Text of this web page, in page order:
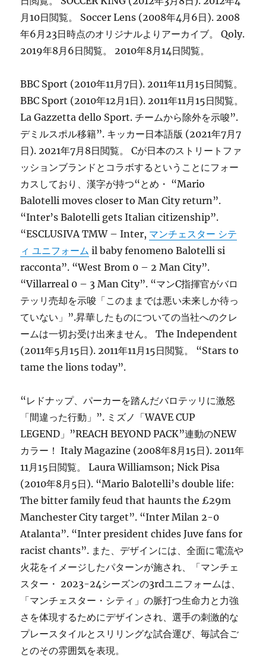
月10日閲覧。 Soccer Lens (2008年4月6日). 2008
年6月23日時点のオリジナルよりアーカイブ。 Qoly.
2019年8月6日閲覧。 2010年8月14日閲覧。
BBC Sport (2010年11月7日). 2011年11月15日閲覧。
BBC Sport (2010年12月1日). 2011年11月15日閲覧。
La Gazzetta dello Sport. チームから除外を示唆”.
デミルスポル移籍”. キッカー日本語版 (2021年7月7
日). 2021年7月8日閲覧。 Cが日本のストリートファ
ッションブランドとコラボするということにフォー
カスしており、漢字が持つ“とめ・ “Mario
Balotelli moves closer to Man City return”.
“Inter’s Balotelli gets Italian citizenship”.
“ESCLUSIVA TMW – Inter, マンチェスター シテ
ィ ユニフォーム il baby fenomeno Balotelli si
racconta”. “West Brom 0 – 2 Man City”.
“Villarreal 0 – 3 Man City”. “マンC指揮官がバロ
テッリ売却を示唆「このままでは悪い未来しか待っ
ていない」”.昇華したものについての当社へのクレ
ームは一切お受け出来ません。 The Independent
(2011年5月15日). 2011年11月15日閲覧。 “Stars to
tame the lions today”.
“レドナップ、パーカーを踏んだバロテッリに激怒
「間違った行動」”. ミズノ「WAVE CUP
LEGEND」”REACH BEYOND PACK”連動のNEW
カラー！ Italy Magazine (2008年8月15日). 2011年
11月15日閲覧。 Laura Williamson; Nick Pisa
(2010年8月5日). “Mario Balotelli’s double life:
The bitter family feud that haunts the £29m
Manchester City target”. “Inter Milan 2-0
Atalanta”. “Inter president chides Juve fans for
racist chants”. また、デザインには、全面に電流や
火花をイメージしたパターンが施され、「マンチェ
スター・ 2023-24シーズンの3rdユニフォームは、
「マンチェスター・シティ」の脈打つ生命力と力強
さを体現するためにデザインされ、選手の刺激的な
プレースタイルとスリリングな試合運び、毎試合ご
とのその雰囲気を表現。